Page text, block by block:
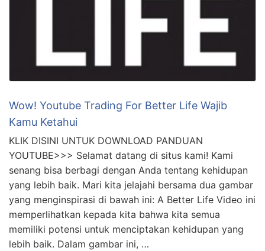
Wow! Youtube Trading For Better Life Wajib
Kamu Ketahui
KLIK DISINI UNTUK DOWNLOAD PANDUAN
YOUTUBE>>> Selamat datang di situs kami! Kami
senang bisa berbagi dengan Anda tentang kehidupan
yang lebih baik. Mari kita jelajahi bersama dua gambar
yang menginspirasi di bawah ini: A Better Life Video ini
memperlihatkan kepada kita bahwa kita semua
memiliki potensi untuk menciptakan kehidupan yang
lebih baik. Dalam gambar ini, …